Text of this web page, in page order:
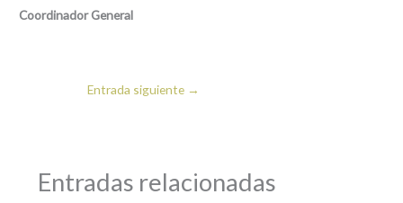
Coordinador General
Entrada siguiente →
Entradas relacionadas